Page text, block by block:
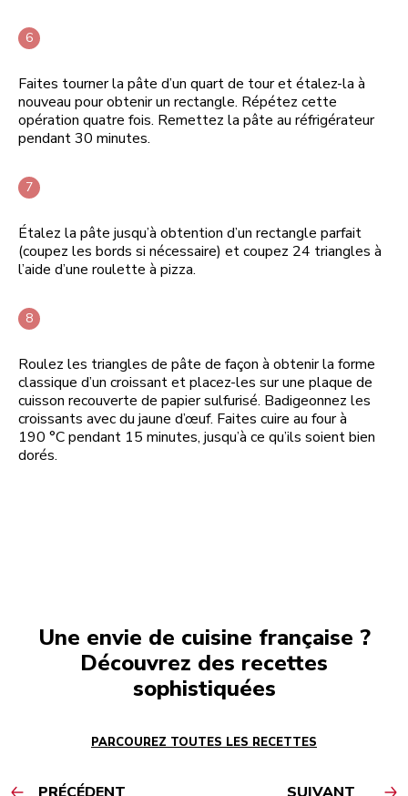
Faites tourner la pâte d’un quart de tour et étalez-la à
nouveau pour obtenir un rectangle. Répétez cette
opération quatre fois. Remettez la pâte au réfrigérateur
pendant 30 minutes.
Étalez la pâte jusqu’à obtention d’un rectangle parfait
(coupez les bords si nécessaire) et coupez 24 triangles à
l’aide d’une roulette à pizza.
Roulez les triangles de pâte de façon à obtenir la forme
classique d’un croissant et placez-les sur une plaque de
cuisson recouverte de papier sulfurisé. Badigeonnez les
croissants avec du jaune d’œuf. Faites cuire au four à
190 °C pendant 15 minutes, jusqu’à ce qu’ils soient bien
dorés.
Une envie de cuisine française ?
Découvrez des recettes
sophistiquées
PARCOUREZ TOUTES LES RECETTES
PRÉCÉDENT SUIVANT